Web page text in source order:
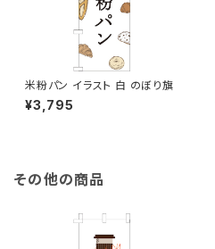
米粉パン イラスト 白 のぼり旗
¥3,795
その他の商品